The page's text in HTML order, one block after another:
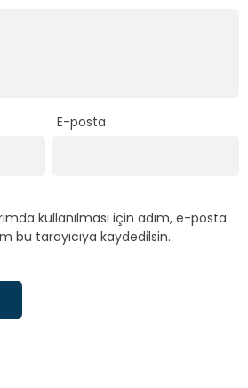
E-posta
kullanılması için adım, e-posta
bu tarayıcıya kaydedilsin.